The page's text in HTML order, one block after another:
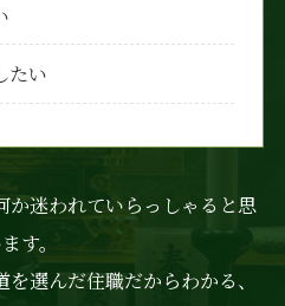
たい
か迷われていらっしゃると思
す。
選んだ住職だからわかる、